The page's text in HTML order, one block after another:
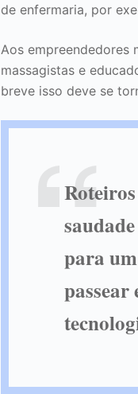
de enfermaria, por
Aos empreendedores
massagistas e
breve isso deve se
para
passear